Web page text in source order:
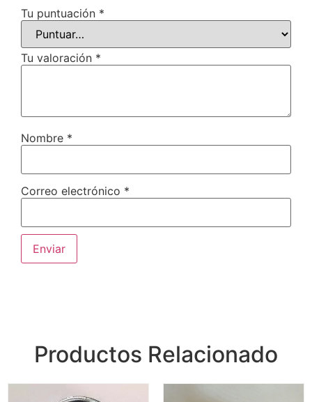
Tu puntuación *
Tu valoración *
Nombre *
Correo electrónico *
Productos Relacionado